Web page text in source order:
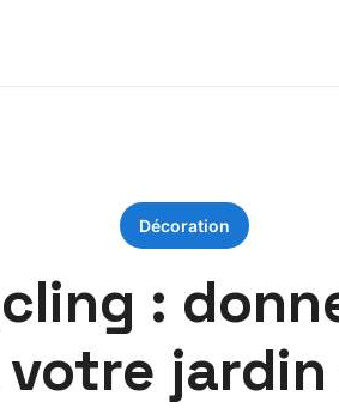
Décoration
: